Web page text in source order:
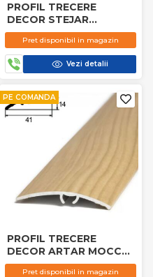
PROFIL TRECERE
DECOR STEJAR
JAPONEZ 5269 0.9M
Pret disponibil in magazin
Vezi detalii
PE COMANDA
PROFIL TRECERE
DECOR ARTAR MOCCA
5592 2.7M
Pret disponibil in magazin